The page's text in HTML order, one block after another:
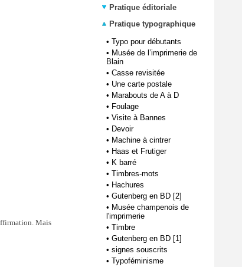
Mais
Pratique éditoriale
Pratique typographique
• Typo pour débutants
• Musée de l’imprimerie de
Blain
• Casse revisitée
• Une carte postale
• Marabouts de A à D
• Foulage
• Visite à Bannes
• Devoir
• Machine à cintrer
• Haas et Frutiger
• K barré
• Timbres-mots
• Hachures
• Gutenberg en BD [2]
• Musée champenois de
l'imprimerie
• Timbre
• Gutenberg en BD [1]
• signes souscrits
• Typoféminisme